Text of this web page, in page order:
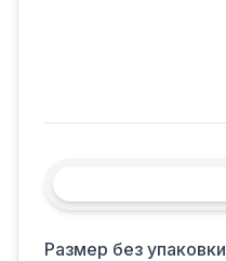
Размер без упаковки